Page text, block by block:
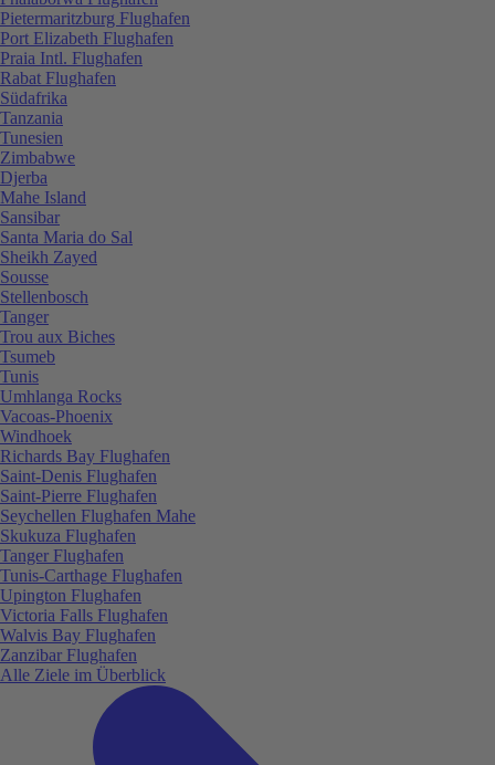
Pietermaritzburg Flughafen
Port Elizabeth Flughafen
Praia Intl. Flughafen
Rabat Flughafen
Südafrika
Tanzania
Tunesien
Zimbabwe
Djerba
Mahe Island
Sansibar
Santa Maria do Sal
Sheikh Zayed
Sousse
Stellenbosch
Tanger
Trou aux Biches
Tsumeb
Tunis
Umhlanga Rocks
Vacoas-Phoenix
Windhoek
Richards Bay Flughafen
Saint-Denis Flughafen
Saint-Pierre Flughafen
Seychellen Flughafen Mahe
Skukuza Flughafen
Tanger Flughafen
Tunis-Carthage Flughafen
Upington Flughafen
Victoria Falls Flughafen
Walvis Bay Flughafen
Zanzibar Flughafen
Alle Ziele im Überblick